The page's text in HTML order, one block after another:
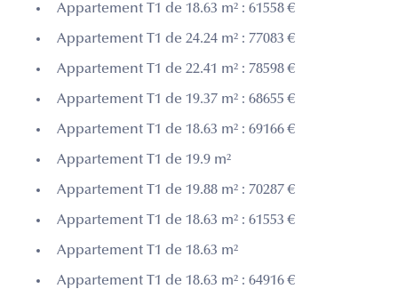
Appartement T1 de 18.63 m² : 61558 €
Appartement T1 de 24.24 m² : 77083 €
Appartement T1 de 22.41 m² : 78598 €
Appartement T1 de 19.37 m² : 68655 €
Appartement T1 de 18.63 m² : 69166 €
Appartement T1 de 19.9 m²
Appartement T1 de 19.88 m² : 70287 €
Appartement T1 de 18.63 m² : 61553 €
Appartement T1 de 18.63 m²
Appartement T1 de 18.63 m² : 64916 €